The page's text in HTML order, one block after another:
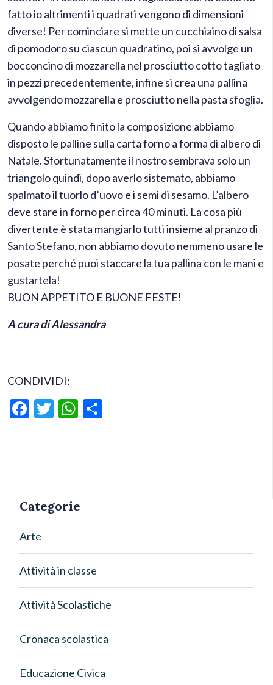
fatto io altrimenti i quadrati vengono di dimensioni
diverse! Per cominciare si mette un cucchiaino di salsa
di pomodoro su ciascun quadratino, poi si avvolge un
bocconcino di mozzarella nel prosciutto cotto tagliato
in pezzi precedentemente, infine si crea una pallina
avvolgendo mozzarella e prosciutto nella pasta sfoglia.
Quando abbiamo finito la composizione abbiamo
disposto le palline sulla carta forno a forma di albero di
Natale. Sfortunatamente il nostro sembrava solo un
triangolo quindi, dopo averlo sistemato, abbiamo
spalmato il tuorlo d’uovo e i semi di sesamo. L’albero
deve stare in forno per circa 40 minuti. La cosa più
divertente è stata mangiarlo tutti insieme al pranzo di
Santo Stefano, non abbiamo dovuto nemmeno usare le
posate perché puoi staccare la tua pallina con le mani e
gustartela!
BUON APPETITO E BUONE FESTE!
A cura di Alessandra
CONDIVIDI:
Facebook
TwitterWhatsApp
Categorie
Arte
Attività in classe
Attività Scolastiche
Cronaca scolastica
Educazione Civica